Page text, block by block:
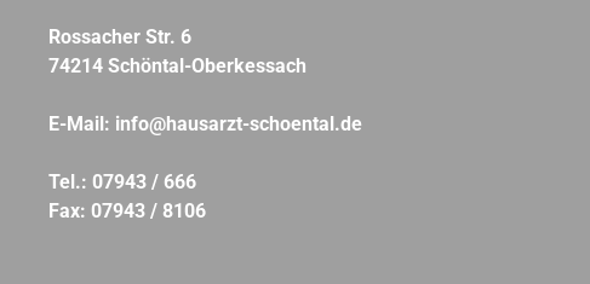
Rossacher Str. 6
74214 Schöntal-Oberkessach
E-Mail: info@hausarzt-schoental.de
Tel.: 07943 / 666
Fax: 07943 / 8106